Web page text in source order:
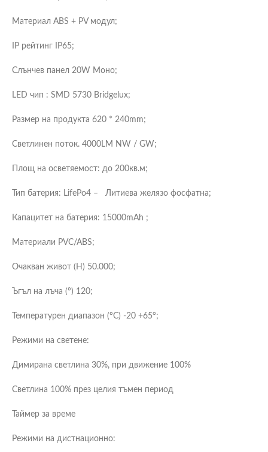
Материал ABS + PV модул;
IP рейтинг IP65;
Слънчев панел 20W Моно;
LED чип : SMD 5730 Bridgelux;
Размер на продукта 620 * 240mm;
Светлинен поток. 4000LM NW / GW;
Площ на осветяемост: до 200кв.м;
Тип батерия: LifePo4 – Литиева желязо фосфатна;
Капацитет на батерия: 15000mAh ;
Материали PVC/ABS;
Очакван живот (H) 50.000;
Ъгъл на лъча (º) 120;
Температурен диапазон (ºC) -20 +65°;
Режими на светене:
Димирана светлина 30%, при движение 100%
Светлина 100% през целия тъмен период
Таймер за време
Режими на дистнационно: